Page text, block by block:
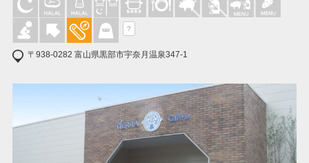
?
〒938-0282 富山県黒部市宇奈月温泉347-1